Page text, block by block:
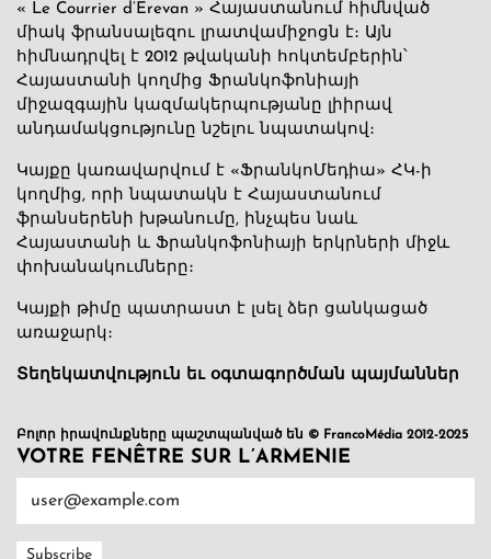
« Le Courrier d’Erevan » Հայաստանում հիմնված
միակ ֆրանսալեզու լրատվամիջոցն է։ Այն
հիմնադրվել է 2012 թվականի հոկտեմբերին՝
Հայաստանի կողմից Ֆրանկոֆոնիայի
միջազգային կազմակերպությանը լիիրավ
անդամակցությունը նշելու նպատակով։
Կայքը կառավարվում է «ՖրանկոՄեդիա» ՀԿ-ի
կողմից, որի նպատակն է Հայաստանում
ֆրանսերենի խթանումը, ինչպես նաև
Հայաստանի և Ֆրանկոֆոնիայի երկրների միջև
փոխանակումները։
Կայքի թիմը պատրաստ է լսել ձեր ցանկացած
առաջարկ։
Տեղեկատվություն եւ օգտագործման պայմաններ
Բոլոր իրավունքները պաշտպանված են © FrancoMédia 2012-2025
VOTRE FENÊTRE SUR L’ARMENIE